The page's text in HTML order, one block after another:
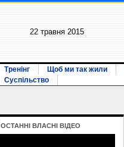
22 травня 2015
Тренінг Щоб ми так жили
Суспільство
ОСТАННI ВЛАСНI ВIДЕО